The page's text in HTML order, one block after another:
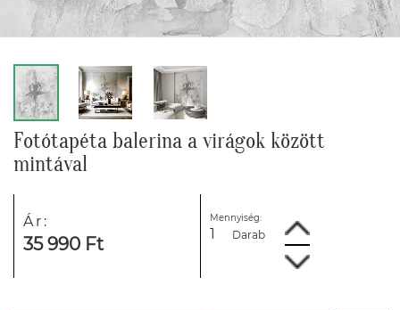
Fotótapéta balerina a virágok között
mintával
Ár:
35 990 Ft
Mennyiség:
Darab